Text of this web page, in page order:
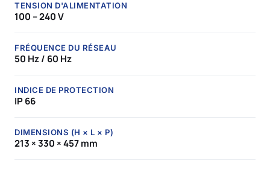
TENSION D'ALIMENTATION
100 – 240 V
FRÉQUENCE DU RÉSEAU
50 Hz / 60 Hz
INDICE DE PROTECTION
IP 66
DIMENSIONS (H × L × P)
213 × 330 × 457 mm